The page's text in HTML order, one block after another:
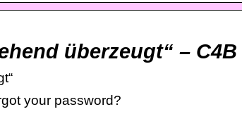
überzeugt“ – C4B
your password?